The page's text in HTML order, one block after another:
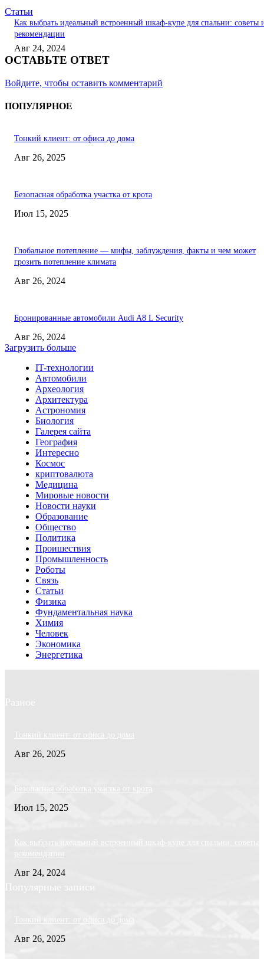
Статьи
Как выбрать идеальный встроенный шкаф-купе для спальни: советы
рекомендации
Авг 24, 2024
ОСТАВЬТЕ ОТВЕТ
Войдите, чтобы оставить комментарий
ПОПУЛЯРНОЕ
Тонкий клиент: от офиса до дома
Авг 26, 2025
Безопасная обработка участка от крота
Июл 15, 2025
Глобальное потепление — мифы, заблуждения, факты и чем может
грозить потепление климата
Авг 26, 2024
Бронированные автомобили Audi A8 L Security
Авг 26, 2024
Загрузить больше
IT-технологии
Автомобили
Археология
Архитектура
Астрономия
Биология
Галерея сайта
География
Интересно
Космос
криптовалюта
Медицина
Мировые новости
Новости науки
Образование
Общество
Политика
Проишествия
Промышленность
Роботы
Связь
Статьи
Физика
Фундаментальная наука
Химия
Человек
Экономика
Энергетика
Разное
Тонкий клиент: от офиса до дома
Авг 26, 2025
Безопасная обработка участка от крота
Июл 15, 2025
Как выбрать идеальный встроенный шкаф-купе для спальни: советы
рекомендации
Авг 24, 2024
Популярные записи
Тонкий клиент: от офиса до дома
Авг 26, 2025